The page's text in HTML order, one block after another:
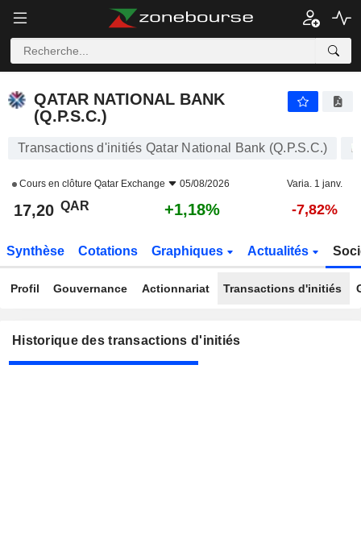
QATAR NATIONAL BANK
(Q.P.S.C.)
Transactions d'initiés Qatar National Bank (Q.P.S.C.)
Cours en clôture Qatar Exchange 05/08/2026 Varia. 1 janv.
17,20 QAR +1,18% -7,82%
Synthèse Cotations Graphiques Actualités
Profil Gouvernance Actionnariat Transactions d'initiés
Historique des transactions d'initiés